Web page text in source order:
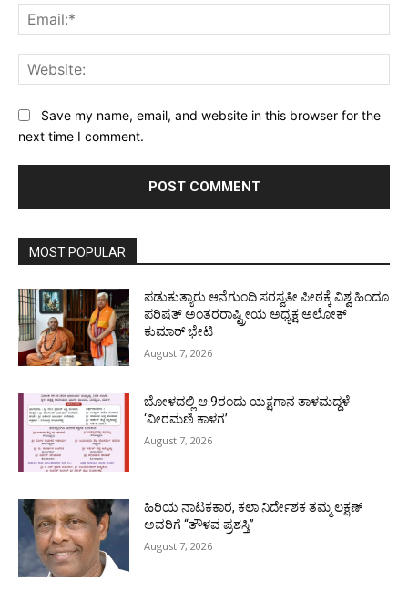
Save my name, email, and website in this browser for the
next time I comment.
MOST POPULAR
ಪಡುಕುತ್ಯಾರು ಆನೆಗುಂದಿ ಸರಸ್ವತೀ ಪೀಠಕ್ಕೆ ವಿಶ್ವ ಹಿಂದೂ
ಪರಿಷತ್ ಅಂತರರಾಷ್ಟ್ರೀಯ ಅಧ್ಯಕ್ಷ ಅಲೋಕ್
ಕುಮಾರ್ ಭೇಟಿ
August 7, 2026
ಬೋಳದಲ್ಲಿ ಆ.9ರಂದು ಯಕ್ಷಗಾನ ತಾಳಮದ್ದಳೆ
‘ವೀರಮಣಿ ಕಾಳಗ’
August 7, 2026
ಹಿರಿಯ ನಾಟಕಕಾರ, ಕಲಾ ನಿರ್ದೇಶಕ ತಮ್ಮ ಲಕ್ಷಣ್
ಅವರಿಗೆ “ತೌಳವ ಪ್ರಶಸ್ತಿ”
August 7, 2026